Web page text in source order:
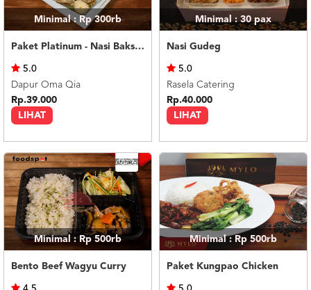
Minimal : Rp 300rb
Paket Platinum - Nasi Bakso Rusuk
LIHAT
5.0
Dapur Oma Qia
Rp.39.000
Minimal : 30 pax
Nasi Gudeg
LIHAT
5.0
Rasela Catering
Rp.40.000
Minimal : Rp 500rb
Bento Beef Wagyu Curry
Minimal : Rp 500rb
Paket Kungpao Chicken